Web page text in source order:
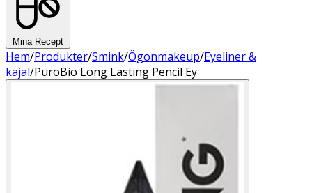
Mina Recept
Hem/Produkter/Smink/Ögonmakeup/Eyeliner &
kajal/PuroBio Long Lasting Pencil Ey